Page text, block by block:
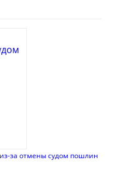
за отмены судом пошлин